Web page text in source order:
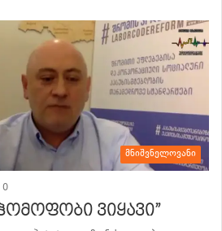
მნიშვნელოვანი
0
ვიყავი”